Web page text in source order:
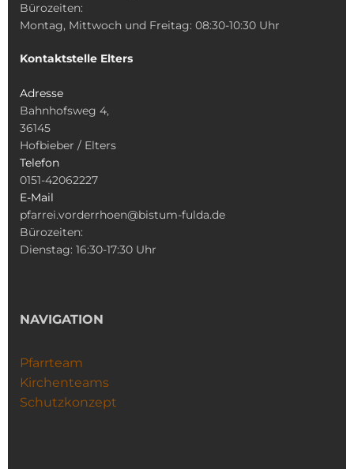
Bürozeiten:
Montag, Mittwoch und Freitag: 08:30-10:30 Uhr
Kontaktstelle Elters
Adresse
Bahnhofsweg 4,
36145
Hofbieber / Elters
Telefon
0151-42062227
E-Mail
pfarrei.vorderrhoen@bistum-fulda.de
Bürozeiten:
Dienstag: 16:30-17:30 Uhr
NAVIGATION
Pfarrteam
Kirchenteams
Schutzkonzept